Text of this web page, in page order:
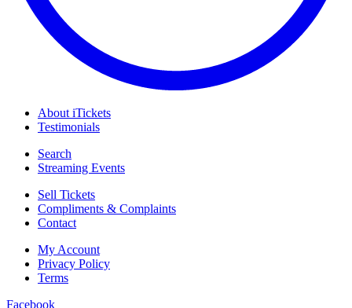
About iTickets
Testimonials
Search
Streaming Events
Sell Tickets
Compliments & Complaints
Contact
My Account
Privacy Policy
Terms
Facebook